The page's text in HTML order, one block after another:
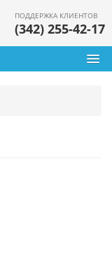
ПОДДЕРЖКА КЛИЕНТОВ
(342) 255-42-17